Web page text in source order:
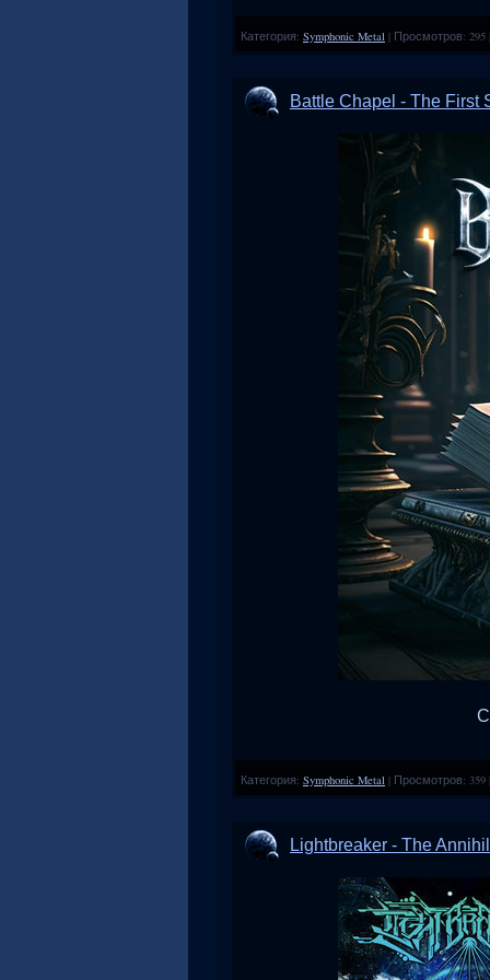
Категория: Symphonic Metal | Просмотров: 295
Battle Chapel - The First
Категория: Symphonic Metal | Просмотров: 359
Lightbreaker - The